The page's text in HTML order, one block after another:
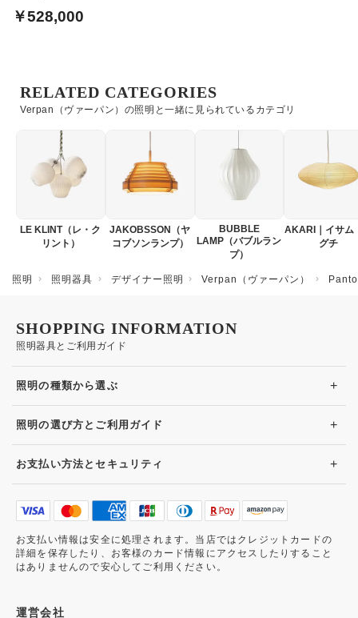
￥528,000
Verpan（ヴァーパン）の照明と一緒に見られているカテゴリ
RELATED CATEGORIES
LE KLINT（レ・ク
リント）
JAKOBSSON（ヤ
コブソンランプ）
BUBBLE
LAMP（バブルラン
プ）
AKARI｜イサム
グチ
照明 照明器具 デザイナー照明 Verpan（ヴァーパン）
照明器具とご利用ガイド
SHOPPING INFORMATION
照明の種類から選ぶ +
照明の選び方とご利用ガイド +
お支払い方法とセキュリティ +
お支払い情報は安全に処理されます。当店ではクレジットカードの
詳細を保存したり、お客様のカード情報にアクセスしたりすること
はありませんので安心してご利用ください。
運営会社